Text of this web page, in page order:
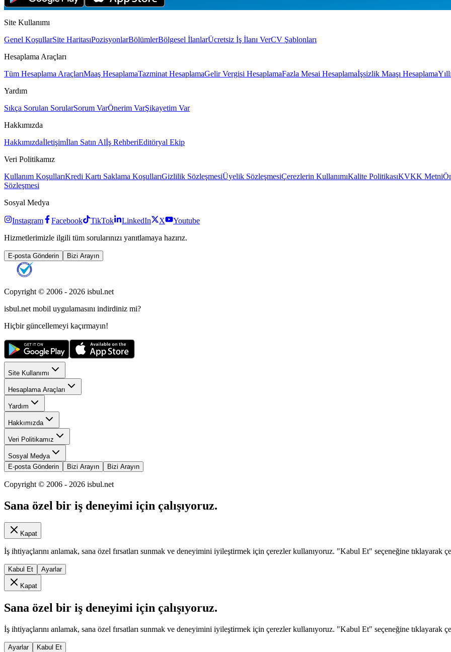
Site Kullanımı
Genel KoşullarSite HaritasıPozisyonlarBölümlerBölgesel İlanlarÜcretsiz İş İlanı VerCV Şablonları
Hesaplama Araçları
Tüm Hesaplama AraçlarıMaaş HesaplamaTazminat HesaplamaGelir Vergisi HesaplamaFazla Mesai Hesaplamaİşsizlik Maaşı Hesaplama
Yardım
Sıkça Sorulan SorularSorum VarÖnerim VarŞikayetim Var
Hakkımızda
Hakkımızdaİletişimİlan Satın Alİş RehberiEditöryal Ekip
Veri Politikamız
Kullanım KoşullarıKredi Kartı Saklama KoşullarıGizlilik SözleşmesiÜyelik SözleşmesiÇerezlerin KullanımıKalite PolitikasıKVKK Metni
Sözleşmesi
Sosyal Medya
Instagram Facebook TikTok LinkedIn X
Youtube
Hizmetlerimizle ilgili tüm sorularınızı yanıtlamaya hazırız.
E-posta Gönderin Bizi Arayın
Copyright © 2006 - 2026 isbul.net
isbul.net mobil uygulamasını indirdiniz mi?
Hiçbir güncellemeyi kaçırmayın!
Site Kullanımı
Hesaplama Araçları
Yardım
Hakkımızda
Veri Politikamız
Sosyal Medya
E-posta Gönderin
Bizi Arayın Bizi Arayın
Copyright © 2006 - 2026 isbul.net
Sana özel bir iş deneyimi için çalışıyoruz.
Kapat
İş ihtiyaçlarını anlamak, sana özel fırsatları sunmak ve deneyimini iyileştirmek için çerezler kullanıyoruz. "Kabul Et" seçeneğine
Kabul Et Ayarlar
Kapat
Sana özel bir iş deneyimi için çalışıyoruz.
İş ihtiyaçlarını anlamak, sana özel fırsatları sunmak ve deneyimini iyileştirmek için çerezler kullanıyoruz. "Kabul Et" seçeneğine
Ayarlar Kabul Et